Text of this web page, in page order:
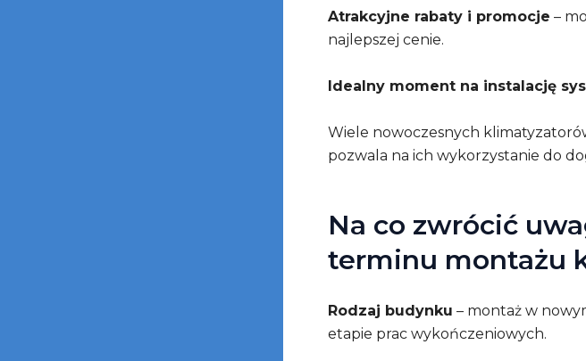
Atrakcyjne rabaty i promocje –
najlepszej cenie.
Idealny moment na instalację
Wiele nowoczesnych
pozwala na ich wykorzystanie do
Na co zwrócić
terminu montażu
Rodzaj budynku – montaż w
etapie prac wykończeniowych.